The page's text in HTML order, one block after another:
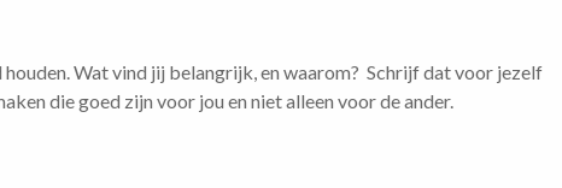
Wat vind jij belangrijk, en waarom? Schrijf dat voor jezelf
die goed zijn voor jou en niet alleen voor de ander.